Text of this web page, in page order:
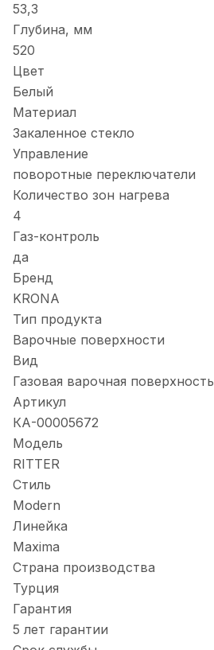
53,3
Глубина, мм
520
Цвет
Белый
Материал
Закаленное стекло
Управление
поворотные переключатели
Количество зон нагрева
4
Газ-контроль
да
Бренд
KRONA
Тип продукта
Варочные поверхности
Вид
Газовая варочная поверхность
Артикул
КА-00005672
Модель
RITTER
Стиль
Modern
Линейка
Maxima
Страна производства
Турция
Гарантия
5 лет гарантии